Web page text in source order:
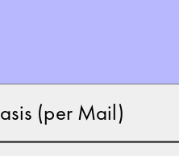
(per Mail)